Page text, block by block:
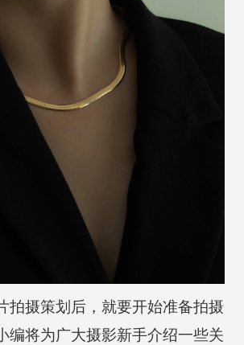
拍摄策划后，就要开始准备拍摄
编将为广大摄影新手介绍一些关